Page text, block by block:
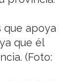
que apoya
que él
(Foto: